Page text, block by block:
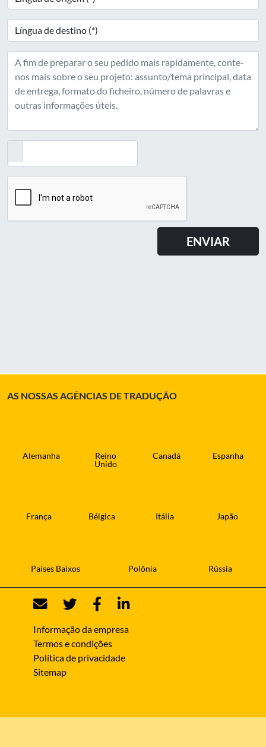
AS NOSSAS AGÊNCIAS DE TRADUÇÃO
Alemanha
Reino
Unido
Canadá Espanha
França Bélgica Itália Japão
Países Baixos Polônia Rússia
Informação da empresa
Termos e condições
Política de privacidade
Sitemap